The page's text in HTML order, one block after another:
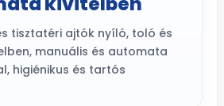
tisztatéri ajtók nyíló, toló és
manuális és automata
higiénikus és tartós